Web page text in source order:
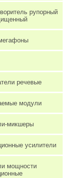
рупорный
речевые
модули
микшеры
усилители
мощности